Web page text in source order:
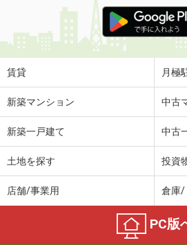
賃貸 月極
新築マンション 中古
新築一戸建て 中古
土地を探す 投資
店舗/事業用 倉庫/
PC版